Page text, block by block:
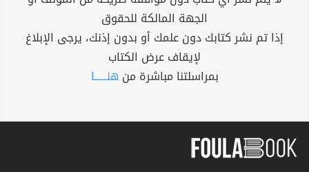
الجهة المالكة للحقوق
إذا تم نشر كتابك دون علمك أو بدون إذنك، يرجى الإبلاغ
لإيقاف عرض الكتاب
بمراسلتنا مباشرة من هنــــــا